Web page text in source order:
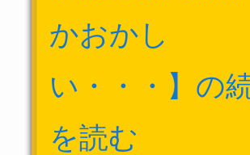
かおかし
い・・・】の
を読む